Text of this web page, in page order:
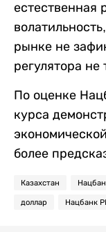
естественная
рынке не
регулятора не
По оценке
курса
более
Казахстан
доллар Нацбанк